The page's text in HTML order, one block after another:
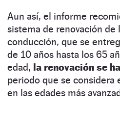
Aun así, el informe
sistema de renovación de
conducción, que se
de 10 años hasta los 65
edad, la renovación se
periodo que se considera
en las edades más